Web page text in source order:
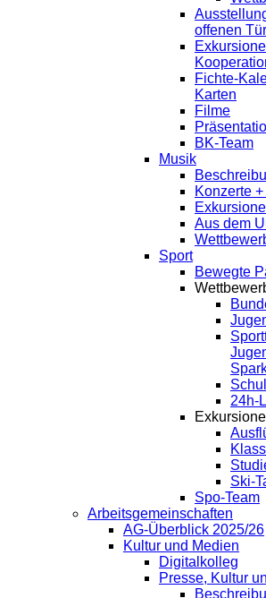
offenen Tür
Fichte-
Karten
Filme
BK-Team
Musik
Konzerte
Aus dem
Sport
Bewegte
24h-
Ski-
Spo-Team
Arbeitsgemeinschaften
AG-Überblick 2025/26
Kultur und Medien
Digitalkolleg
Presse, Kultur